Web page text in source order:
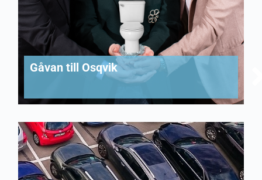
Gåvan till Osqvik